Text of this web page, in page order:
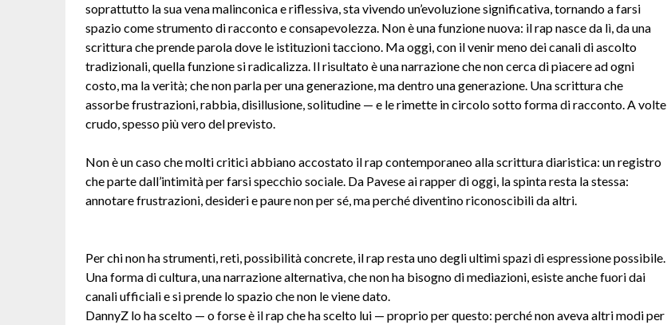
soprattutto la sua vena malinconica e riflessiva, sta vivendo un’evoluzione significativa, tornando a farsi
spazio come strumento di racconto e consapevolezza. Non è una funzione nuova: il rap nasce da lì, da una
scrittura che prende parola dove le istituzioni tacciono. Ma oggi, con il venir meno dei canali di ascolto
tradizionali, quella funzione si radicalizza. Il risultato è una narrazione che non cerca di piacere ad ogni
costo, ma la verità; che non parla per una generazione, ma dentro una generazione. Una scrittura che
assorbe frustrazioni, rabbia, disillusione, solitudine — e le rimette in circolo sotto forma di racconto. A volte
crudo, spesso più vero del previsto.
Non è un caso che molti critici abbiano accostato il rap contemporaneo alla scrittura diaristica: un registro
che parte dall’intimità per farsi specchio sociale. Da Pavese ai rapper di oggi, la spinta resta la stessa:
annotare frustrazioni, desideri e paure non per sé, ma perché diventino riconoscibili da altri.
Per chi non ha strumenti, reti, possibilità concrete, il rap resta uno degli ultimi spazi di espressione possibile.
Una forma di cultura, una narrazione alternativa, che non ha bisogno di mediazioni, esiste anche fuori dai
canali ufficiali e si prende lo spazio che non le viene dato.
DannyZ lo ha scelto — o forse è il rap che ha scelto lui — proprio per questo: perché non aveva altri modi per